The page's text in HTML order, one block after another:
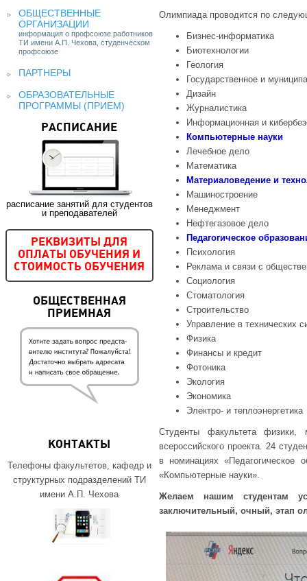
ОБЩЕСТВЕННЫЕ
ОРГАНИЗАЦИИ
информация о профсоюзе работников
ТИ имени А.П. Чехова, студенческом
профсоюзе
ПАРТНЕРЫ
ОБРАЗОВАТЕЛЬНЫЕ
ПРОГРАММЫ (ПРИЕМ)
РАСПИСАНИЕ
расписание занятий для студентов
и преподавателей
РЕКВИЗИТЫ ДЛЯ
ОПЛАТЫ ОБУЧЕНИЯ И
СТОИМОСТЬ ОБУЧЕНИЯ
ОБЩЕСТВЕННАЯ
ПРИЕМНАЯ
КОНТАКТЫ
Телефоны факультетов, кафедр и
структурных подразделений ТИ
имени А.П. Чехова
Олимпиада проводится по
Бизнес-информатика
Биотехнологии
Геология
Государственное и
Дизайн
Журналистика
Информационная и
Компьютерные науки
Лечебное дело
Математика
Материаловедение и
Машиностроение
Менеджмент
Нефтегазовое дело
Педагогическое
Психология
Реклама и связи с
Социология
Стоматология
Строительство
Управление в технических
Физика
Финансы и кредит
Фотоника
Экология
Экономика
Электро- и теплоэнергетика
Студенты факультета физики,
всероссийского проекта. 24
в номинациях «Педагогическое
«Компьютерные науки».
Желаем нашим студентам
заключительный, очный, этап